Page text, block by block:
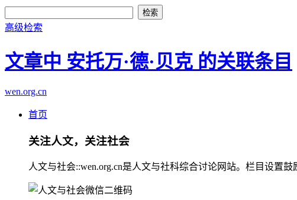
高级检索
文章中 安托万·德·贝克 的关联条目
wen.org.cn
首页
关注人文，关注社会
人文与社会::wen.org.cn是人文与社科综合讨论网站。栏目设置